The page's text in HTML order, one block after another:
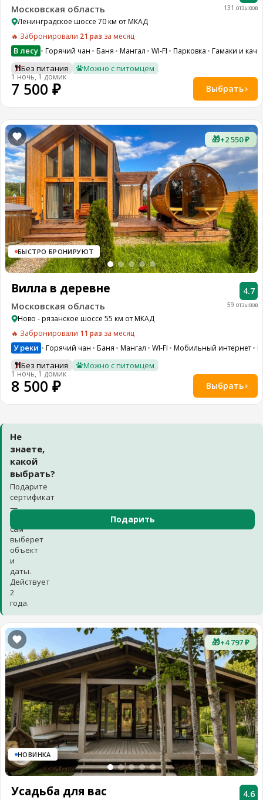
131 отзывов
Московская область
Ленинградское шоссе 70 км от МКАД
🔥 Забронировали 21 раз за месяц
В лесу Горячий чан Баня Мангал WI-FI Парковка Гамаки и
Без питания Можно с питомцем
1 ночь, 1 домик
7 500 ₽ Выбрать
🎁+2 550 ₽
БЫСТРО БРОНИРУЮТ
59 отзывов
4.7
Вилла в деревне
Московская область
Ново - рязанское шоссе 55 км от МКАД
🔥 Забронировали 11 раз за месяц
У реки Горячий чан Баня Мангал WI-FI Мобильный интернет
Без питания Можно с питомцем
1 ночь, 1 домик
8 500 ₽ Выбрать
Не
знаете,
какой
выбрать?
Подарите
сертификат
—
сам
выберет
объект
и
даты.
Действует
2
года.
Подарить
🎁+4 797 ₽
НОВИНКА
4.6
Усадьба для вас